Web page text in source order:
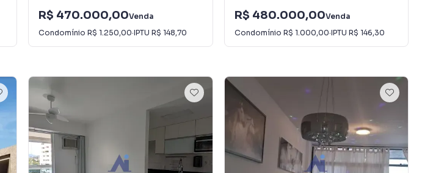
R$ 470.000,00Venda
Condomínio R$ 1.250,00·IPTU R$ 148,70
R$ 480.000,00Venda
Condomínio R$ 1.000,00·IPTU R$ 146,30